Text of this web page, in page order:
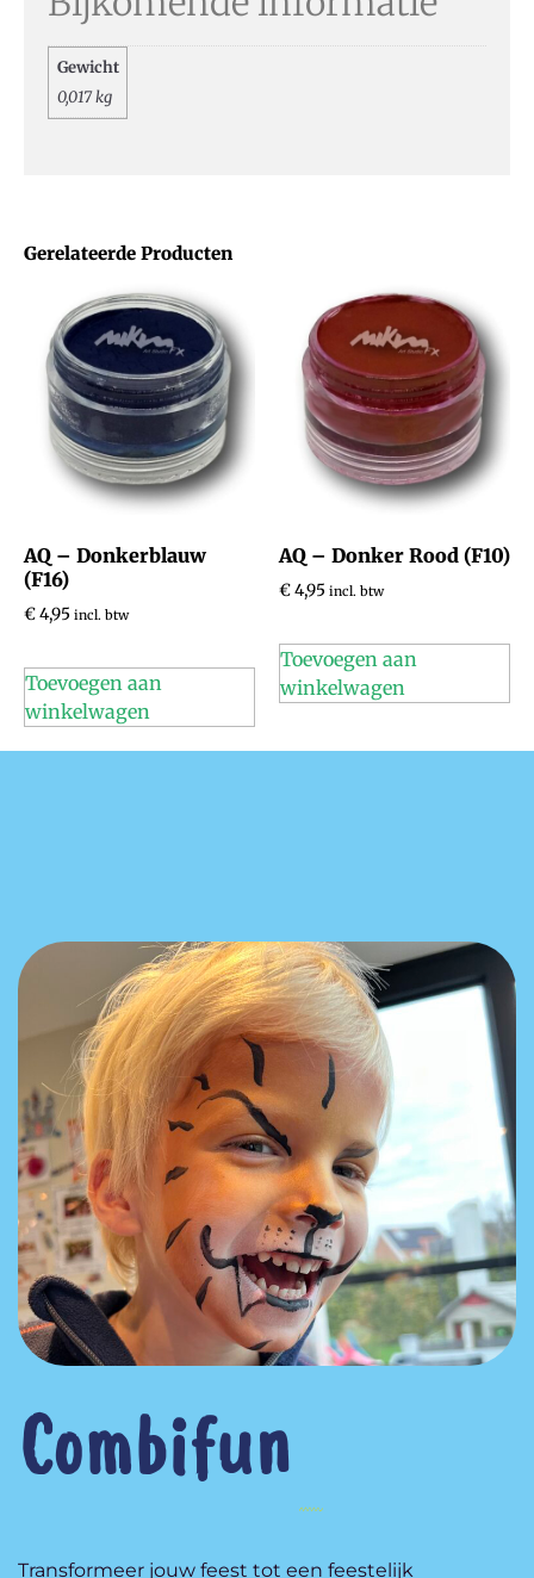
Gerelateerde Producten
AQ – Donkerblauw
(F16)
€4,95 incl. btw
Toevoegen aan
winkelwagen
AQ – Donker Rood (F10)
€4,95 incl. btw
Toevoegen aan
winkelwagen
Gewicht
0,017 kg
Combifun
Transformeer jouw feest tot een feestelijk